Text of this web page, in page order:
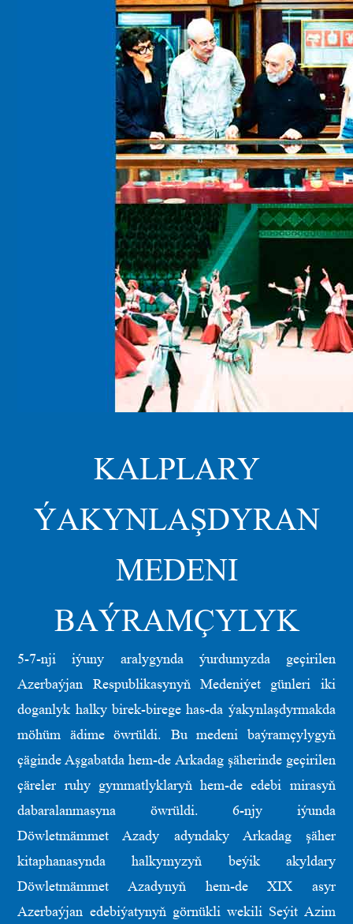
KALPLARY
ÝAKYNLAŞDYRAN
MEDENI
BAÝRAMÇYLYK
5-7-nji iýuny aralygynda ýurdumyzda geçirilen
Azerbaýjan Respublikasynyň Medeniýet günleri iki
doganlyk halky birek-birege has-da ýakynlaşdyrmakda
möhüm ädime öwrüldi. Bu medeni baýramçylygyň
çäginde Aşgabatda hem-de Arkadag şäherinde geçirilen
çäreler ruhy gymmatlyklaryň hem-de edebi mirasyň
dabaralanmasyna öwrüldi. 6-njy iýunda
Döwletmämmet Azady adyndaky Arkadag şäher
kitaphanasynda halkymyzyň beýik akyldary
Döwletmämmet Azadynyň hem-de XIX asyr
Azerbaýjan edebiýatynyň görnükli wekili Seýit Azim